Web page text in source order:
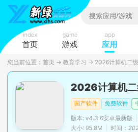
index
首页
game
游戏
app
应用
您当前位置： 首页 → 教育学习 → 2026计算机二
国产软件 免费软件
版本: v4.3.6安卓最新版
大小: 95.8M
时间：